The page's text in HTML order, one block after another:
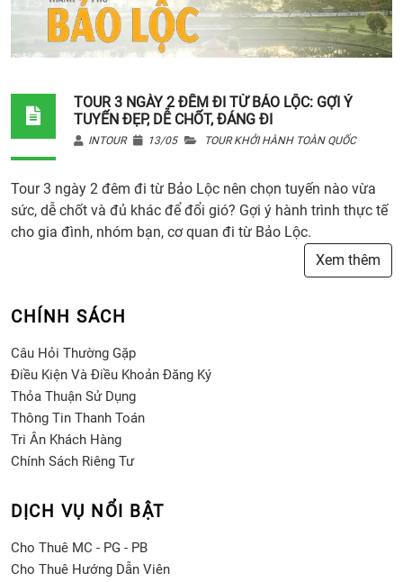
TOUR 3 NGÀY 2 ĐÊM ĐI TỪ BẢO LỘC: GỢI Ý
TUYẾN ĐẸP, DỄ CHỐT, ĐÁNG ĐI
INTOUR 13/05 TOUR KHỞI HÀNH TOÀN QUỐC
Tour 3 ngày 2 đêm đi từ Bảo Lộc nên chọn tuyến nào vừa
sức, dễ chốt và đủ khác để đổi gió? Gợi ý hành trình thực tế
cho gia đình, nhóm bạn, cơ quan đi từ Bảo Lộc.
Xem thêm
CHÍNH SÁCH
Câu Hỏi Thường Gặp
Điều Kiện Và Điều Khoản Đăng Ký
Thỏa Thuận Sử Dụng
Thông Tin Thanh Toán
Tri Ân Khách Hàng
Chính Sách Riêng Tư
DỊCH VỤ NỔI BẬT
Cho Thuê MC - PG - PB
Cho Thuê Hướng Dẫn Viên